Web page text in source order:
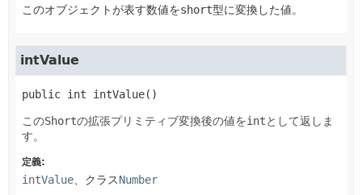
このオブジェクトが表す数値をshort型に変換した値。
intValue
public int intValue()
このShortの拡張プリミティブ変換後の値をintとして返しま
す。
定義:
intValue 、クラスNumber